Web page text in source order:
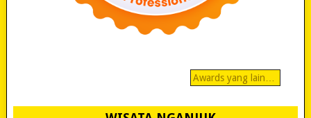
Awards yang lain…